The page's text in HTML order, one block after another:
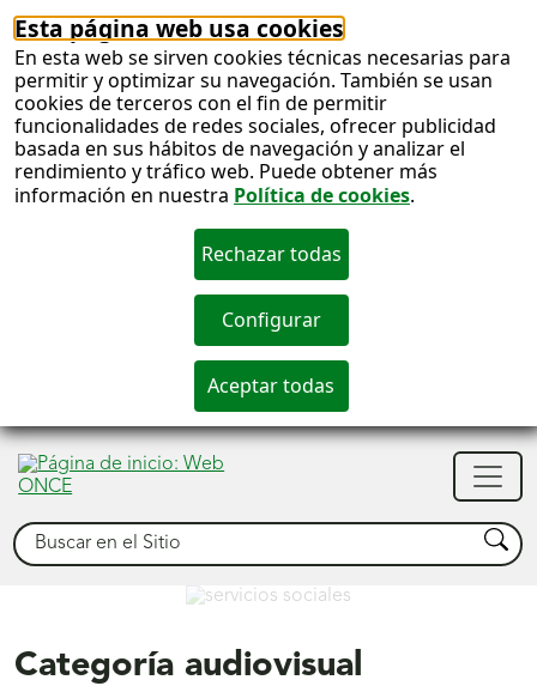
Esta página web usa cookies
En esta web se sirven cookies técnicas necesarias para
permitir y optimizar su navegación. También se usan
cookies de terceros con el fin de permitir
funcionalidades de redes sociales, ofrecer publicidad
basada en sus hábitos de navegación y analizar el
rendimiento y tráfico web. Puede obtener más
información en nuestra Política de cookies.
Buscar Buscar
Servicios Sociales
Categoría audiovisual